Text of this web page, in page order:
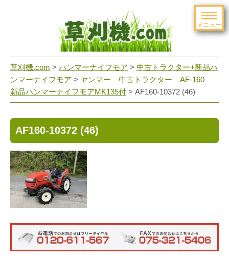
メニュー
草刈機.com > ハンマーナイフモア > 中古トラクター+新品ハ
ンマーナイフモア > ヤンマー 中古トラクター AF-160
新品ハンマーナイフモアMK135付 > AF160-10372 (46)
AF160-10372 (46)